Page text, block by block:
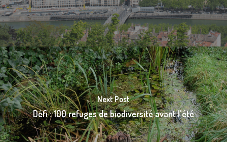
Next Post
Défi : 100 refuges de biodiversité avant l'été